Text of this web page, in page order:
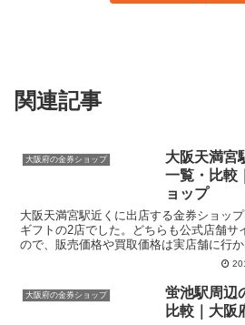
関連記事
大阪府の金券ショップ
大阪天満宮
一覧・比較
ョップ
大阪天満宮駅近くに出店する金券ショッ
ギフトの2店でした。どちらも公式店舗サ
ので、販売価格や買取価格は実店舗に行
う。今回は大阪府内にある大阪天満宮駅
順位が高かった順番になっています。
大阪府の金券ショップ
蛍池駅周辺
比較｜大阪